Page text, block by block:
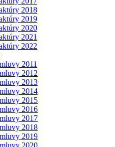
2018
2019
2020
2021
2022
2011
2012
2013
2014
2015
2016
2017
2018
2019
2020